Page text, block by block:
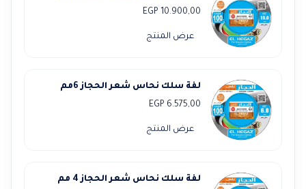
10.900,00
EGP
عرض المنتج
لفة سلك نحاس شعر الحجاز 6مم
6.575,00
EGP
عرض المنتج
لفة سلك نحاس شعر الحجاز 4 مم